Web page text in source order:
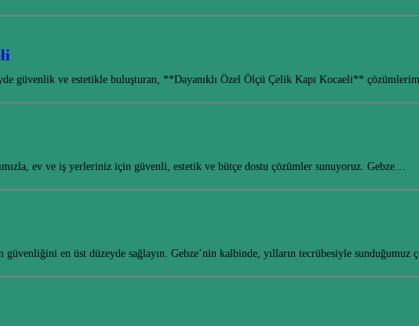
güvenlik ve estetikle buluşturan, **Dayanıklı Özel Ölçü Çelik Kapı Kocaeli**
ev ve iş yerleriniz için güvenli, estetik ve bütçe dostu çözümler sunuyoruz. Gebze…
güvenliğini en üst düzeyde sağlayın. Gebze’nin kalbinde, yılların tecrübesiyle sunduğumuz